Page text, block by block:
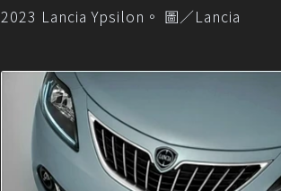
2023 Lancia Ypsilon。 圖／Lancia